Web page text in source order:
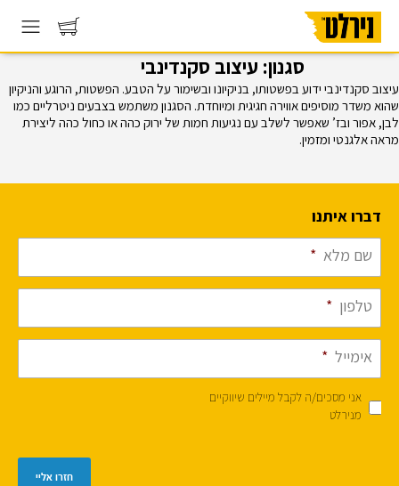
סגנון: עיצוב סקנדינבי
עיצוב סקנדינבי ידוע בפשטותו, בניקיונו ובשימור על הטבע. הפשטות, הרוגע והניקיון
שהוא משדר מוסיפים אווירה חגיגית ומיוחדת. הסגנון משתמש בצבעים ניטרליים כמו
לבן, אפור ובז’ שאפשר לשלב עם נגיעות חמות של ירוק כהה או כחול כהה ליצירת
מראה אלגנטי ומזמין.
דברו איתנו
שם מלא *
טלפון *
אימייל *
אני מסכים/ה לקבל מיילים שיווקיים
מנירלט
חזרו אליי